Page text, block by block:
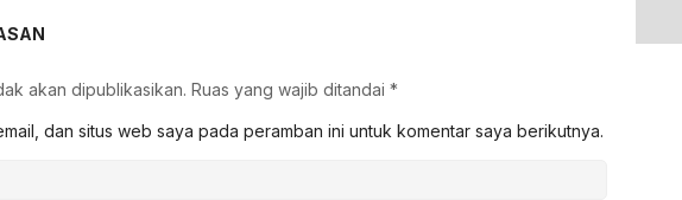
akan dipublikasikan. Ruas yang wajib ditandai *
dan situs web saya pada peramban ini untuk komentar saya berikutnya.